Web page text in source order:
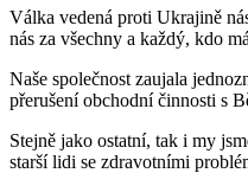
Válka vedená proti Ukrajině
nás za všechny a každý, kdo
Naše společnost zaujala
přerušení obchodní činnosti s
Stejně jako ostatní, tak i my
starší lidi se zdravotními